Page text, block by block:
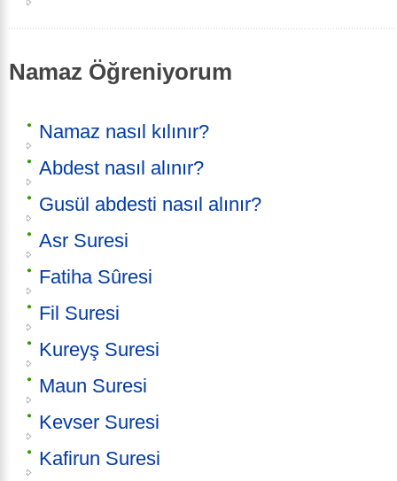
Namaz Öğreniyorum
Namaz nasıl kılınır?
Abdest nasıl alınır?
Gusül abdesti nasıl alınır?
Asr Suresi
Fatiha Sûresi
Fil Suresi
Kureyş Suresi
Maun Suresi
Kevser Suresi
Kafirun Suresi